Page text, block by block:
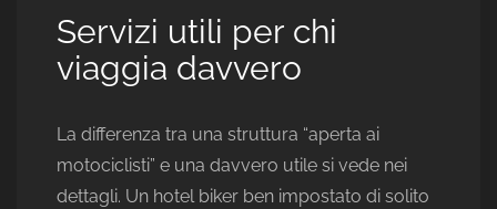
Servizi utili per chi
viaggia davvero
La differenza tra una struttura “aperta ai
motociclisti” e una davvero utile si vede nei
dettagli. Un hotel biker ben impostato di solito